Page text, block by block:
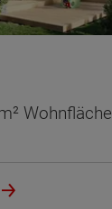
Wohnfläche